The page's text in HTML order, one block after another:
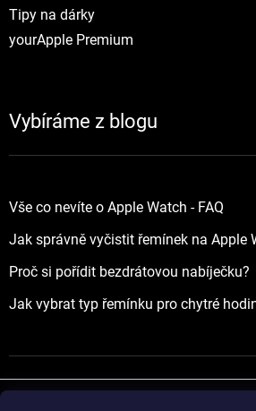
Tipy na dárky
yourApple Premium
Vybíráme z blogu
Vše co nevíte o Apple Watch - FAQ
Jak správně vyčistit řemínek na Apple
Proč si pořídit bezdrátovou nabíječku?
Jak vybrat typ řemínku pro chytré